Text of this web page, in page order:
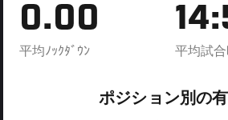
0.00
平均ﾉｯｸﾀﾞｳﾝ 平均試合
ポジション別の有